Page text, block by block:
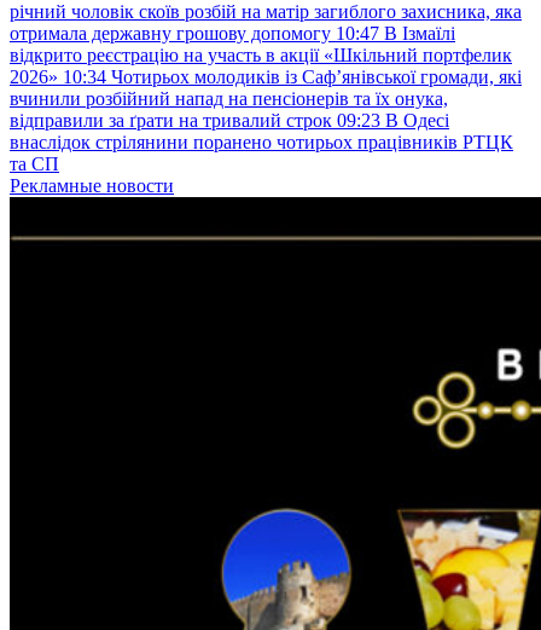
річний чоловік скоїв розбій на матір загиблого захисника, яка
отримала державну грошову допомогу 10:47 В Ізмаїлі
відкрито реєстрацію на участь в акції «Шкільний портфелик
2026» 10:34 Чотирьох молодиків із Саф’янівської громади, які
вчинили розбійний напад на пенсіонерів та їх онука,
відправили за ґрати на тривалий строк 09:23 В Одесі
внаслідок стрілянини поранено чотирьох працівників РТЦК
та СП
Рекламные новости